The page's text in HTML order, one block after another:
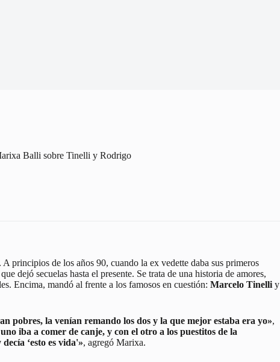
Balli sobre Tinelli y Rodrigo
. A principios de los años 90, cuando la ex vedette daba sus primeros
dejó secuelas hasta el presente. Se trata de una historia de amores,
Encima, mandó al frente a los famosos en cuestión: Marcelo Tinelli y
pobres, la venían remando los dos y la que mejor estaba era yo»,
iba a comer de canje, y con el otro a los puestitos de la
‘esto es vida'», agregó Marixa.